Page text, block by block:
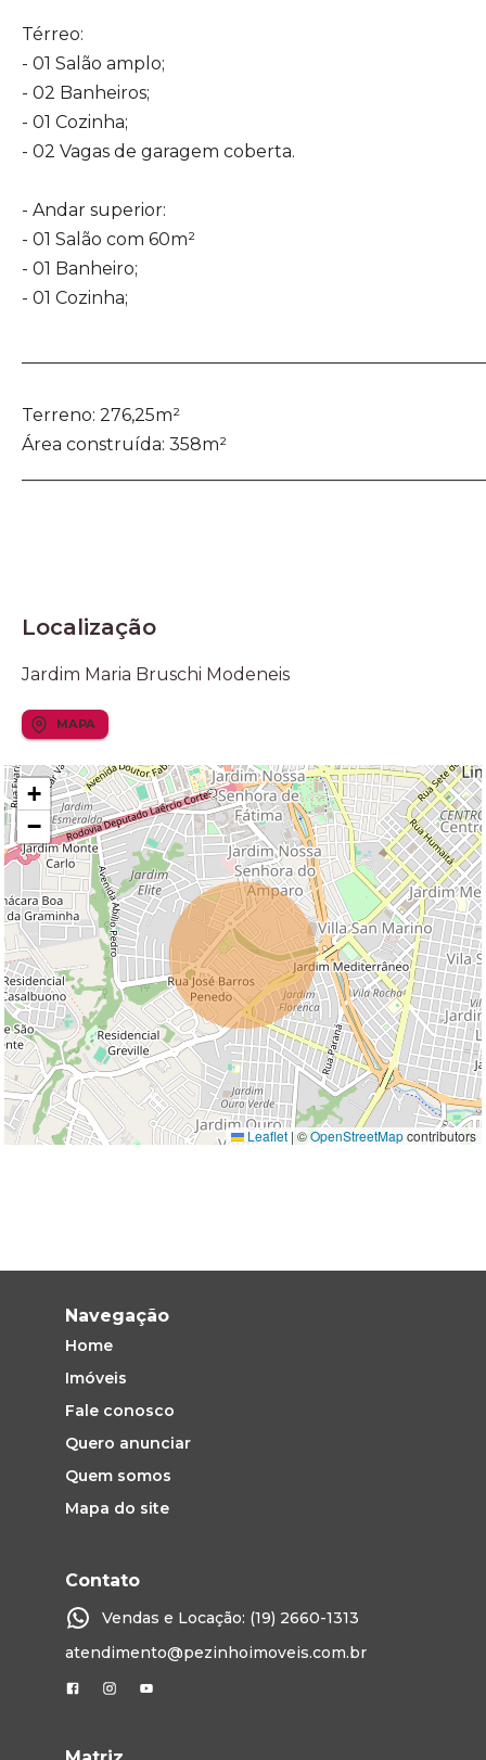
Térreo:
- 01 Salão amplo;
- 02 Banheiros;
- 01 Cozinha;
- 02 Vagas de garagem coberta.
- Andar superior:
- 01 Salão com 60m²
- 01 Banheiro;
- 01 Cozinha;
Terreno: 276,25m²
Área construída: 358m²
Localização
Jardim Maria Bruschi Modeneis
MAPA
+
−
Leaflet | ©OpenStreetMapcontributors
Navegação
Home
Imóveis
Fale conosco
Quero anunciar
Quem somos
Mapa do site
Contato
Vendas e Locação: (19) 2660-1313
atendimento@pezinhoimoveis.com.br